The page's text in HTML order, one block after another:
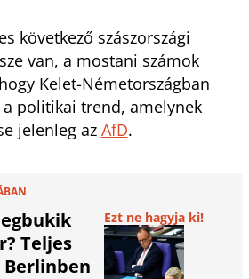
következő szászországi
van, a mostani számok
Kelet-Németországban
politikai trend, amelynek
jelenleg az AfD.
Teljes
Ezt ne hagyja ki!